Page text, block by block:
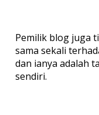
Pemilik blog juga
sama sekali
dan ianya adalah
sendiri.